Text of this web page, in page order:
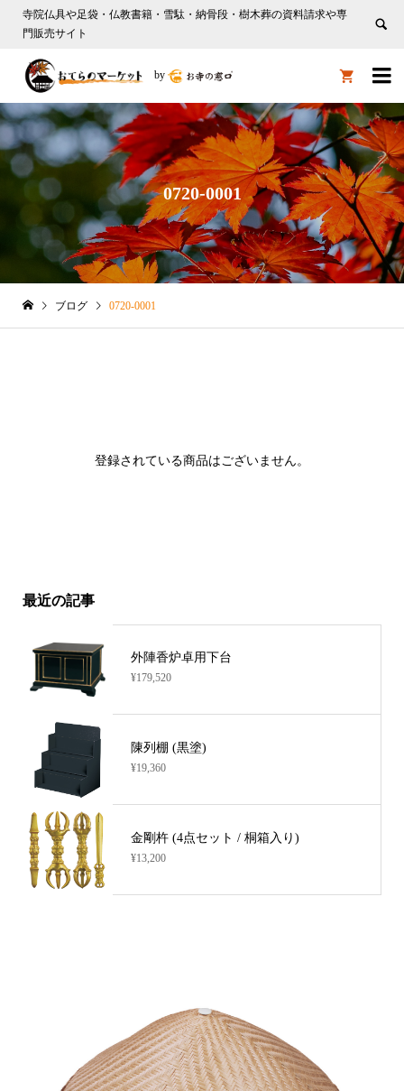
寺院仏具や足袋・仏教書籍・雪駄・納骨段・樹木葬の資料請求や専
門販売サイト

by 
0720-0001
ブログ 0720-0001
登録されている商品はございません。
最近の記事
外陣香炉卓用下台
¥179,520
陳列棚 (黒塗)
¥19,360
金剛杵 (4点セット / 桐箱入り)
¥13,200